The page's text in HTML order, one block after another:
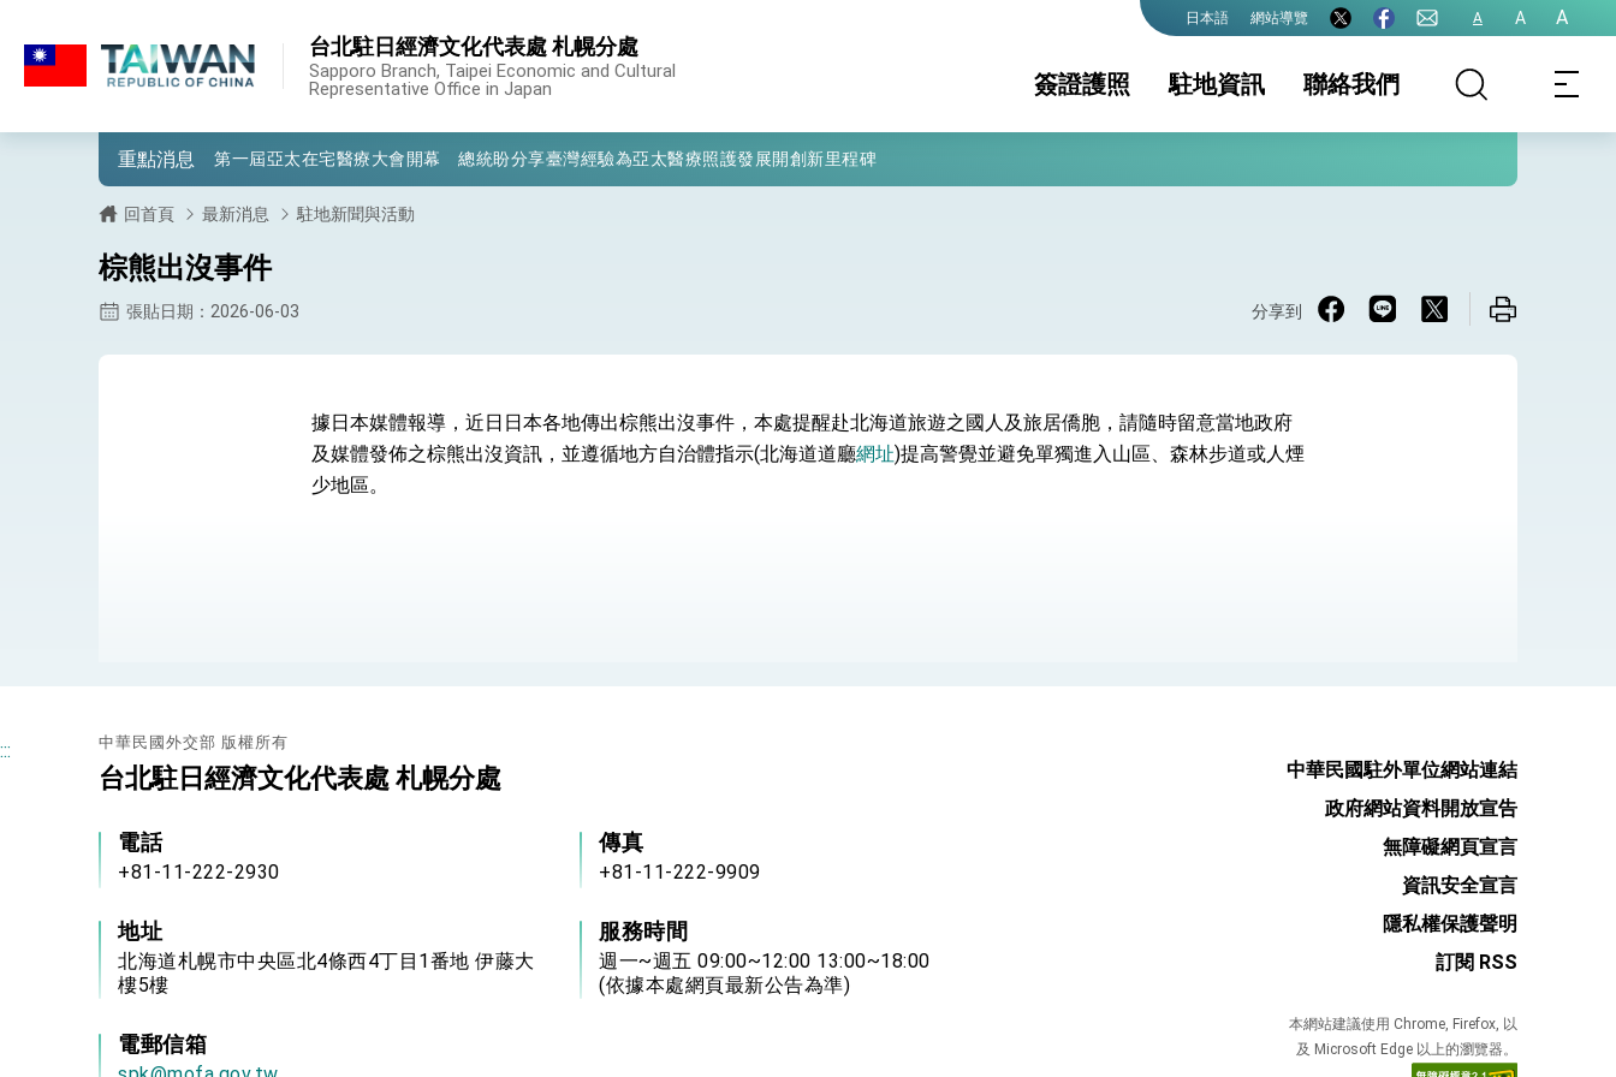
日本語 網站導覽 A A A
台北駐日經濟文化代表處 札幌分處
Sapporo Branch, Taipei Economic and Cultural
Representative Office in Japan
簽證護照
護照
台灣駕照之日文譯
文件證明
國籍
領務規費收費數額
駐地資訊
簽證及入境須知 駐地基本資料
生活資訊
聯絡我們
重點消息
外交部重要言論
第一屆亞太在宅醫療大會開幕 總統盼分享臺灣經驗為亞太醫療照護發展開創新里程碑
外交部發布WHA文宣影片「台灣醫療點亮世界」及「台灣智慧醫療與健康產業展」預告短片，向世界展現台灣守護全球健康的創新能量
總統出訪史瓦帝尼返國談話 強調臺灣人有權利走向世界 盼與理念相近國家共同維護國際秩序
堅定走向世界 賴總統抵達史瓦帝尼王國進行國是訪問
總統與五院院長新春茶敘 盼化分歧為團結、為國家邁出合作第一步
台美貿易協議完成簽署達成6大目標、創5大歷史性突破 總統強調將以3大面向加速臺灣經濟轉型升級 籲請立院全力支持並盡速通過
臺美簽署「對等貿易協定」確立對等關稅15%且不疊加 我輸美2072項產品豁免對等關稅
外交部長林佳龍接受印尼「時代雜誌」專訪，闡述印太安全局勢，籲深化台印尼半導體供應鏈合作
外交部長林佳龍午宴歡迎美國聯邦參議員蓋耶哥訪問團
外交部長林佳龍接見美國智庫「德國馬歇爾基金會」訪問團一行，深化跨大西洋戰略夥伴關係
臺美經貿談判獲階段性成果 卓揆期勉爭取時間完成「臺美對等貿易協定」簽署
卓揆：臺美關稅談判階段性結果有助臺灣取得有利戰略地位 全力支持「臺美對等貿易協定」簽署
外交部與數位發展部攜手合作，整合台灣雄厚數位實力，達成固邦榮邦目標
民調顯示多數國人滿意政府外交表現，高度支持「總合外交」與台歐美日關係深化
回首頁 最新消息 駐地新聞與活動
棕熊出沒事件
張貼日期：2026-06-03 分享到
據日本媒體報導，近日日本各地傳出棕熊出沒事件，本處提醒赴北海道旅遊之國人及旅居僑胞，請隨時留意當地政府
及媒體發佈之棕熊出沒資訊，並遵循地方自治體指示(北海道道廳網址)提高警覺並避免單獨進入山區、森林步道或人煙
少地區。
::: 中華民國外交部 版權所有
台北駐日經濟文化代表處 札幌分處
電話
+81-11-222-2930
傳真
+81-11-222-9909
地址
北海道札幌市中央區北4條西4丁目1番地 伊藤大
樓5樓
服務時間
週一~週五 09:00~12:00 13:00~18:00
(依據本處網頁最新公告為準)
電郵信箱
中華民國駐外單位網站連結
政府網站資料開放宣告
無障礙網頁宣言
資訊安全宣言
隱私權保護聲明
訂閱 RSS
本網站建議使用 Chrome, Firefox, 以
及 Microsoft Edge 以上的瀏覽器。